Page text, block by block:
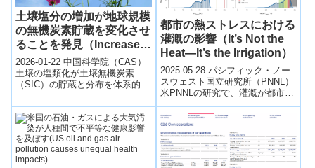
土壌塩分の増加が地球規模
の無機炭素貯蔵を変化させ
ることを発見（Increased
Soil Salinity Alters Global
Inorganic Carbon
Storage）
2026-01-22 中国科学院（CAS）
土壌の塩類化が土壌無機炭素
（SIC）の貯蔵と分布を体系的に
掲載された最新の国際研究が
明...
都市の熱ストレスにおける
灌漑の影響（It’s Not the
Heat―It’s the Irrigation）
2025-05-28 パシフィック・ノー
スウェスト国立研究所（PNNL）
米PNNLの研究で、灌漑が都市の
夏季の熱ストレスを軽減する効
果が明らかになりました。灌
漑...